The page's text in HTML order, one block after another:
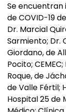
Se encuentran
de COVID-19
Dr. Marcial
Sarmiento; Dr.
Giordano, de
Pocito;
Roque, de
de Valle Fértil;
Hospital 25 de